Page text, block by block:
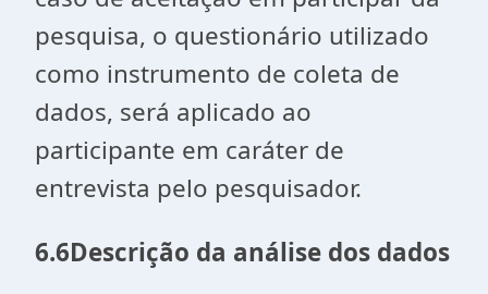
pesquisa, o questionário utilizado
como instrumento de coleta de
dados, será aplicado ao
participante em caráter de
entrevista pelo pesquisador.
6.6Descrição da análise dos dados